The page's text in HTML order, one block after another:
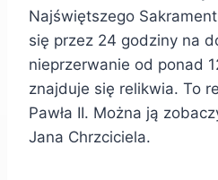
Najświętszego
się przez 24 godziny na
nieprzerwanie od ponad
znajduje się relikwia. To
Pawła II. Można ją
Jana Chrzciciela.